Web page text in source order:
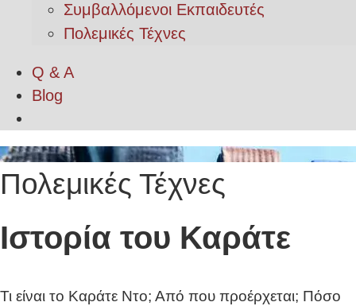
Συμβαλλόμενοι Εκπαιδευτές
Πολεμικές Τέχνες
Q & A
Blog
Πολεμικές Τέχνες
Ιστορία του Καράτε
Τι είναι το Καράτε Ντο; Από που προέρχεται; Πόσο